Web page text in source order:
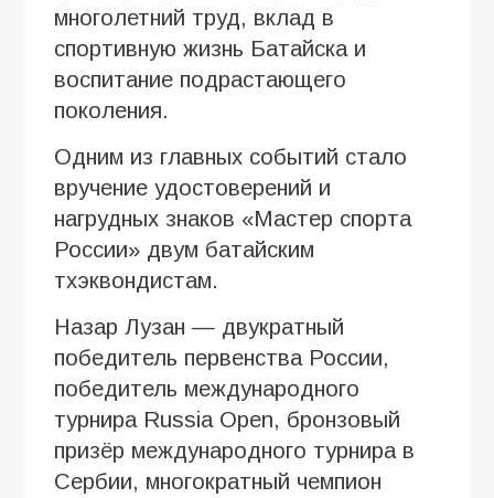
многолетний труд, вклад в
спортивную жизнь Батайска и
воспитание подрастающего
поколения.
Одним из главных событий стало
вручение удостоверений и
нагрудных знаков «Мастер спорта
России» двум батайским
тхэквондистам.
Назар Лузан — двукратный
победитель первенства России,
победитель международного
турнира Russia Open, бронзовый
призёр международного турнира в
Сербии, многократный чемпион